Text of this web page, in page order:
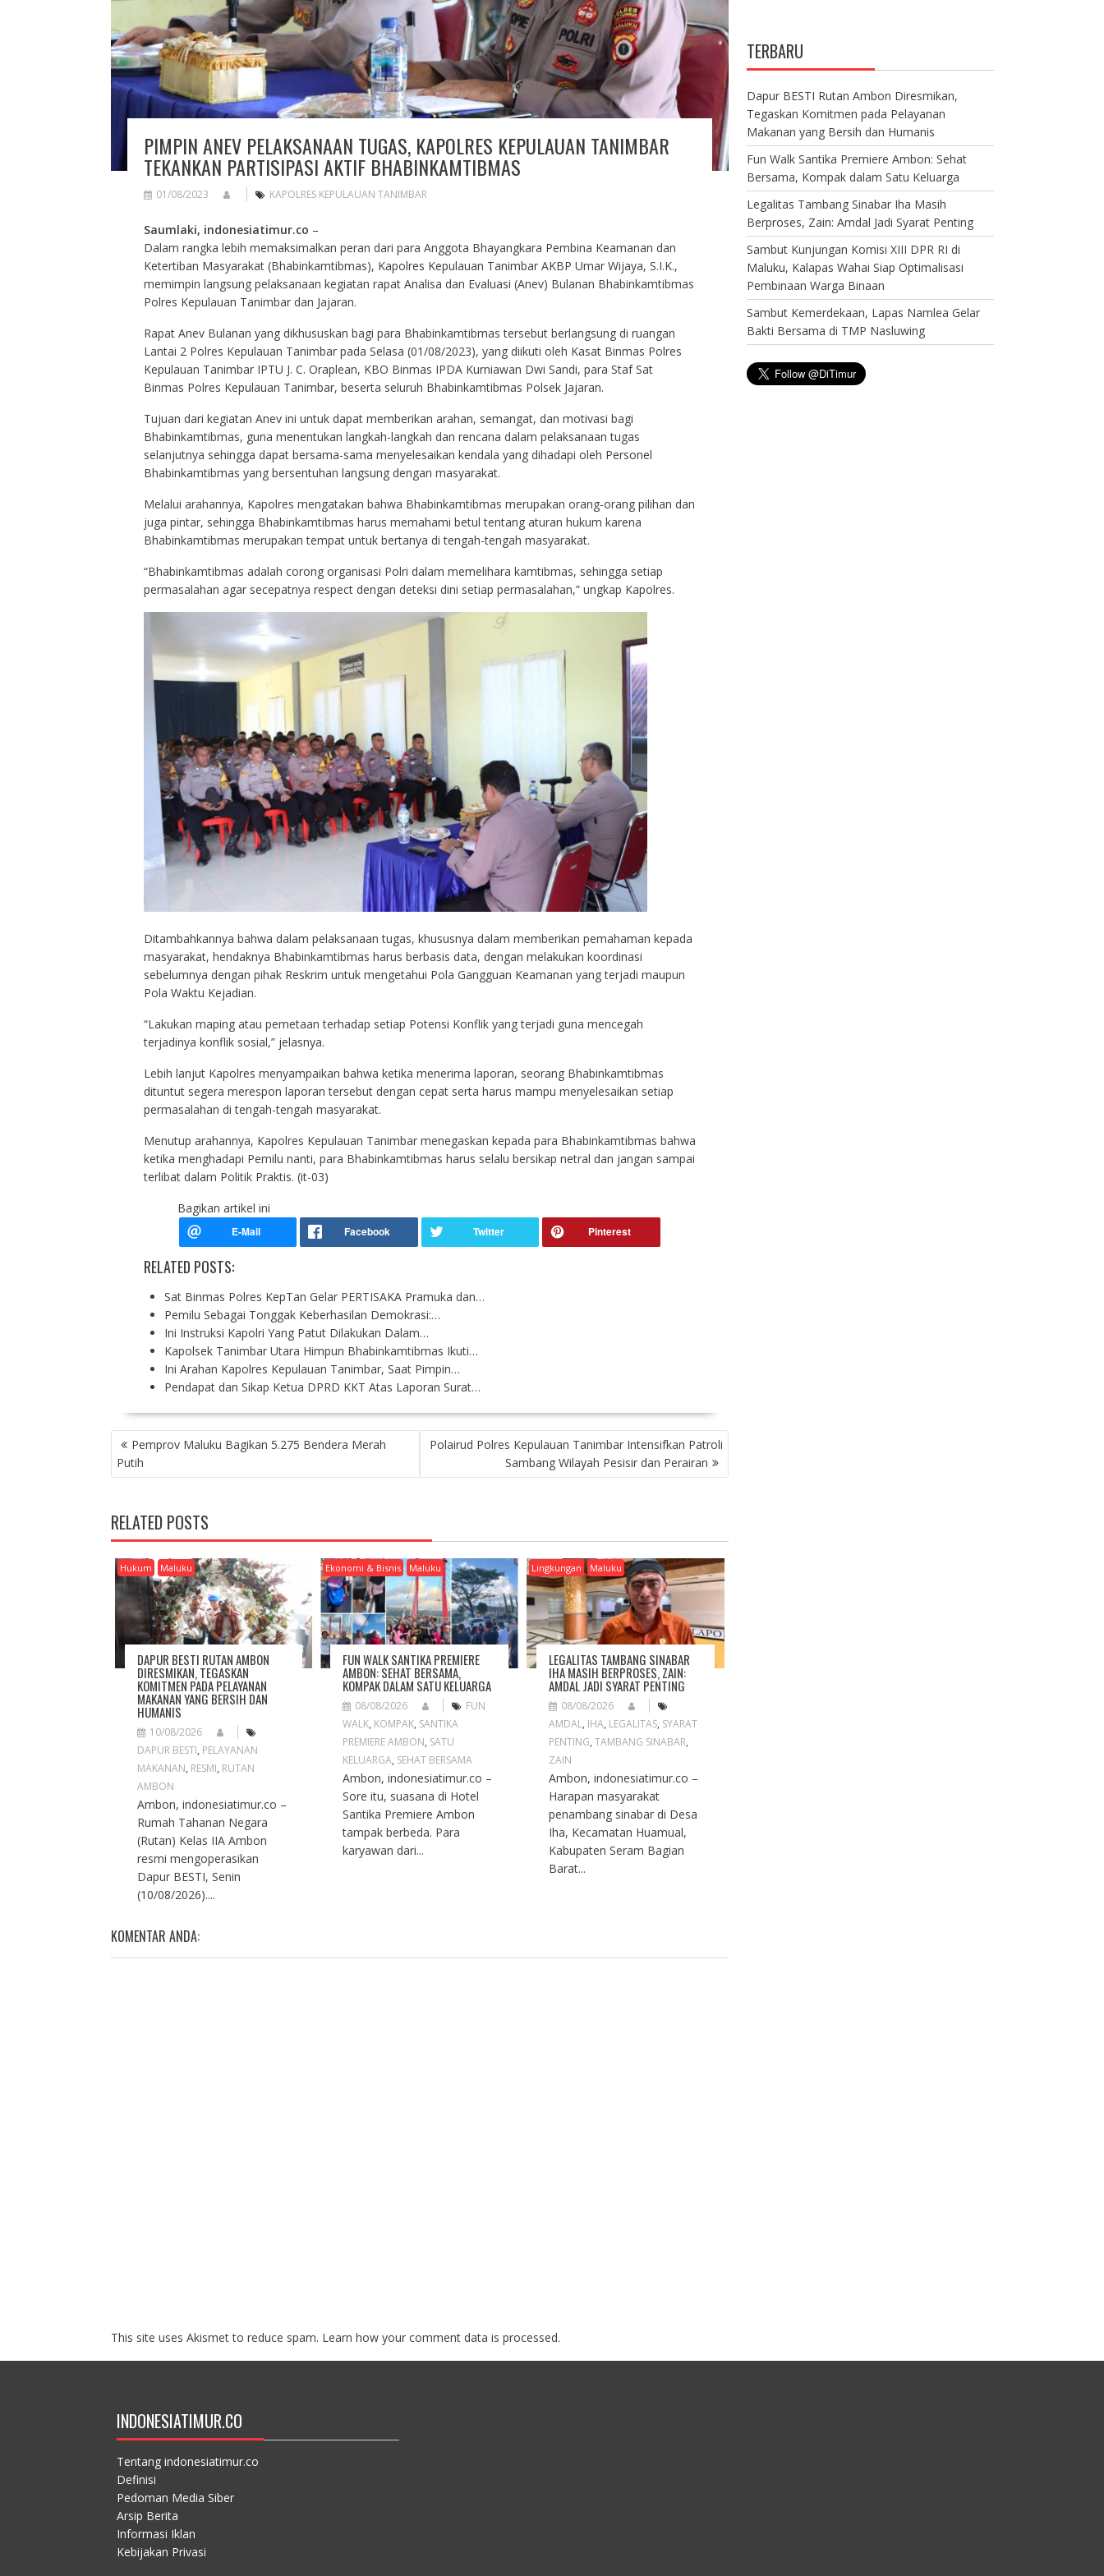
PIMPIN ANEV PELAKSANAAN TUGAS, KAPOLRES KEPULAUAN TANIMBAR
TEKANKAN PARTISIPASI AKTIF BHABINKAMTIBMAS
01/08/2023 KAPOLRES KEPULAUAN TANIMBAR
Saumlaki, indonesiatimur.co –
Dalam rangka lebih memaksimalkan peran dari para Anggota Bhayangkara Pembina Keamanan dan
Ketertiban Masyarakat (Bhabinkamtibmas), Kapolres Kepulauan Tanimbar AKBP Umar Wijaya, S.I.K.,
memimpin langsung pelaksanaan kegiatan rapat Analisa dan Evaluasi (Anev) Bulanan Bhabinkamtibmas
Polres Kepulauan Tanimbar dan Jajaran.
Rapat Anev Bulanan yang dikhususkan bagi para Bhabinkamtibmas tersebut berlangsung di ruangan
Lantai 2 Polres Kepulauan Tanimbar pada Selasa (01/08/2023), yang diikuti oleh Kasat Binmas Polres
Kepulauan Tanimbar IPTU J. C. Oraplean, KBO Binmas IPDA Kurniawan Dwi Sandi, para Staf Sat
Binmas Polres Kepulauan Tanimbar, beserta seluruh Bhabinkamtibmas Polsek Jajaran.
Tujuan dari kegiatan Anev ini untuk dapat memberikan arahan, semangat, dan motivasi bagi
Bhabinkamtibmas, guna menentukan langkah-langkah dan rencana dalam pelaksanaan tugas
selanjutnya sehingga dapat bersama-sama menyelesaikan kendala yang dihadapi oleh Personel
Bhabinkamtibmas yang bersentuhan langsung dengan masyarakat.
Melalui arahannya, Kapolres mengatakan bahwa Bhabinkamtibmas merupakan orang-orang pilihan dan
juga pintar, sehingga Bhabinkamtibmas harus memahami betul tentang aturan hukum karena
Bhabinkamtibmas merupakan tempat untuk bertanya di tengah-tengah masyarakat.
“Bhabinkamtibmas adalah corong organisasi Polri dalam memelihara kamtibmas, sehingga setiap
permasalahan agar secepatnya respect dengan deteksi dini setiap permasalahan,” ungkap Kapolres.
Ditambahkannya bahwa dalam pelaksanaan tugas, khususnya dalam memberikan pemahaman kepada
masyarakat, hendaknya Bhabinkamtibmas harus berbasis data, dengan melakukan koordinasi
sebelumnya dengan pihak Reskrim untuk mengetahui Pola Gangguan Keamanan yang terjadi maupun
Pola Waktu Kejadian.
“Lakukan maping atau pemetaan terhadap setiap Potensi Konflik yang terjadi guna mencegah
terjadinya konflik sosial,” jelasnya.
Lebih lanjut Kapolres menyampaikan bahwa ketika menerima laporan, seorang Bhabinkamtibmas
dituntut segera merespon laporan tersebut dengan cepat serta harus mampu menyelesaikan setiap
permasalahan di tengah-tengah masyarakat.
Menutup arahannya, Kapolres Kepulauan Tanimbar menegaskan kepada para Bhabinkamtibmas bahwa
ketika menghadapi Pemilu nanti, para Bhabinkamtibmas harus selalu bersikap netral dan jangan sampai
terlibat dalam Politik Praktis. (it-03)
Bagikan artikel ini
RELATED POSTS:
Sat Binmas Polres KepTan Gelar PERTISAKA Pramuka dan…
Pemilu Sebagai Tonggak Keberhasilan Demokrasi:…
Ini Instruksi Kapolri Yang Patut Dilakukan Dalam…
Kapolsek Tanimbar Utara Himpun Bhabinkamtibmas Ikuti…
Ini Arahan Kapolres Kepulauan Tanimbar, Saat Pimpin…
Pendapat dan Sikap Ketua DPRD KKT Atas Laporan Surat…
P
O
S
N
A
V
G
A
T
O
N
Pemprov Maluku Bagikan 5.275 Bendera Merah
Putih
Polairud Polres Kepulauan Tanimbar Intensifkan Patroli
Sambang Wilayah Pesisir dan Perairan
RELATED POSTS
Hukum Maluku
DAPUR BESTI RUTAN AMBON
DIRESMIKAN, TEGASKAN
KOMITMEN PADA PELAYANAN
MAKANAN YANG BERSIH DAN
HUMANIS
10/08/2026
DAPUR BESTI, PELAYANAN
MAKANAN, RESMI, RUTAN
AMBON
Ambon, indonesiatimur.co –
Rumah Tahanan Negara
(Rutan) Kelas IIA Ambon
resmi mengoperasikan
Dapur BESTI, Senin
(10/08/2026)....
Ekonomi & Bisnis Maluku
FUN WALK SANTIKA PREMIERE
AMBON: SEHAT BERSAMA,
KOMPAK DALAM SATU KELUARGA
08/08/2026
FUN
WALK, KOMPAK, SANTIKA
PREMIERE AMBON, SATU
KELUARGA, SEHAT BERSAMA
Ambon, indonesiatimur.co –
Sore itu, suasana di Hotel
Santika Premiere Ambon
tampak berbeda. Para
karyawan dari...
Lingkungan Maluku
LEGALITAS TAMBANG SINABAR
IHA MASIH BERPROSES, ZAIN:
AMDAL JADI SYARAT PENTING
08/08/2026
AMDAL, IHA, LEGALITAS, SYARAT
PENTING,TAMBANG SINABAR,
ZAIN
Ambon, indonesiatimur.co –
Harapan masyarakat
penambang sinabar di Desa
Iha, Kecamatan Huamual,
Kabupaten Seram Bagian
Barat...
KOMENTAR ANDA:
This site uses Akismet to reduce spam. Learn how your comment data is processed.
TERBARU
Dapur BESTI Rutan Ambon Diresmikan,
Tegaskan Komitmen pada Pelayanan
Makanan yang Bersih dan Humanis
Fun Walk Santika Premiere Ambon: Sehat
Bersama, Kompak dalam Satu Keluarga
Legalitas Tambang Sinabar Iha Masih
Berproses, Zain: Amdal Jadi Syarat Penting
Sambut Kunjungan Komisi XIII DPR RI di
Maluku, Kalapas Wahai Siap Optimalisasi
Pembinaan Warga Binaan
Sambut Kemerdekaan, Lapas Namlea Gelar
Bakti Bersama di TMP Nasluwing
INDONESIATIMUR.CO
Tentang indonesiatimur.co
Definisi
Pedoman Media Siber
Arsip Berita
Informasi Iklan
Kebijakan Privasi